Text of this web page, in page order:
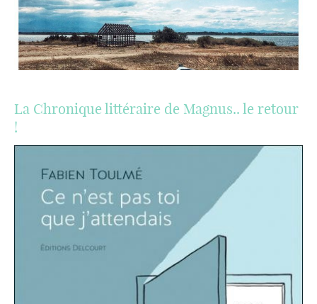
La Chronique littéraire de Magnus.. le retour
!